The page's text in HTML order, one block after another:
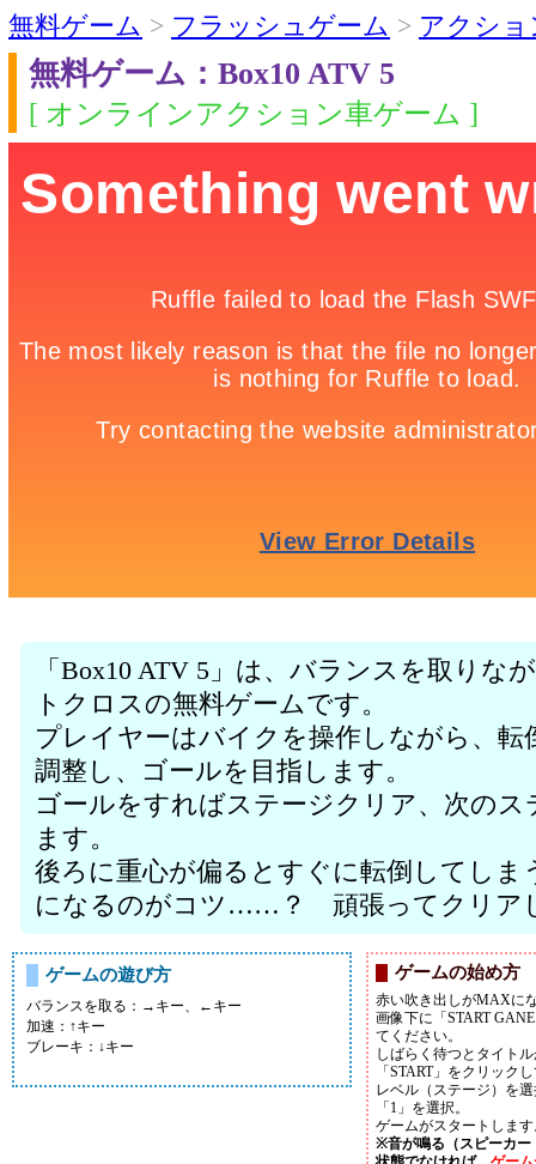
無料ゲーム > フラッシュゲーム > アクショ
無料ゲーム：Box10 ATV 5
[ オンラインアクション車ゲーム ]
「Box10 ATV 5」は、バランスを取りな
トクロスの無料ゲームです。
プレイヤーはバイクを操作しながら、
調整し、ゴールを目指します。
ゴールをすればステージクリア、次の
ます。
後ろに重心が偏るとすぐに転倒してし
になるのがコツ……？ 頑張ってクリア
ゲームの遊び方
バランスを取る：→キー、←キー
加速：↑キー
ブレーキ：↓キー
ゲームの始め方
赤い吹き出しがMAXに
画像下に「START
てください。
しばらく待つとタイト
「START」をクリック
レベル（ステージ）を
「1」を選択。
ゲームがスタートしま
※音が鳴る（スピーカー